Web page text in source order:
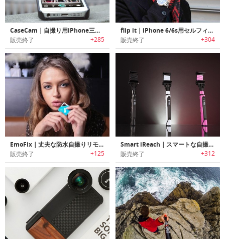
CaseCam｜自撮り用iPhone三脚ケース
販売終了 +285
flip it｜iPhone 6/6s用セルフィースティック内蔵ケース「フリップイット」
販売終了 +304
EmoFix｜丈夫な防水自撮りリモコン「エモフィックス」
販売終了 +125
Smart iReach｜スマートな自撮り棒
販売終了 +312